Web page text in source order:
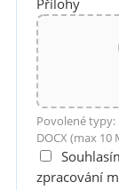
Přílohy
Povolené typy:
DOCX (max
zpracování